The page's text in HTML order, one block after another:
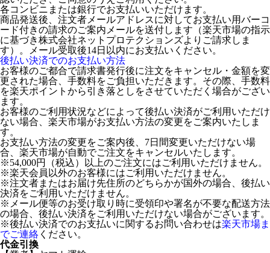
各コンビニまたは銀行でお支払いいただけます。
商品発送後、注文者メールアドレスに対してお支払い用バーコ
ード付きの請求のご案内メールを送付します（楽天市場の指示
に基づき株式会社ネットプロテクションズよりご請求しま
す）。メール受取後14日以内にお支払いください。
後払い決済でのお支払い方法
お客様のご都合で請求書発行後に注文をキャンセル・金額を変
更された場合、手数料をご負担いただきます。その際、手数料
を楽天ポイントから引き落としをさせていただく場合がござい
ます。
お客様のご利用状況などによって後払い決済がご利用いただけ
ない場合、楽天市場がお支払い方法の変更をご案内いたしま
す。
お支払い方法の変更をご案内後、7日間変更いただけない場
合、楽天市場が自動でご注文をキャンセルいたします。
※54,000円（税込）以上のご注文にはご利用いただけません。
※楽天会員以外のお客様にはご利用いただけません。
※注文者またはお届け先住所のどちらかが国外の場合、後払い
決済をご利用いただけません。
※メール便等のお受け取り時に受領印や署名が不要な配送方法
の場合、後払い決済をご利用いただけない場合がございます。
※後払い決済でのお支払いに関するお問い合わせは楽天市場ま
でご連絡 ください。
代金引換